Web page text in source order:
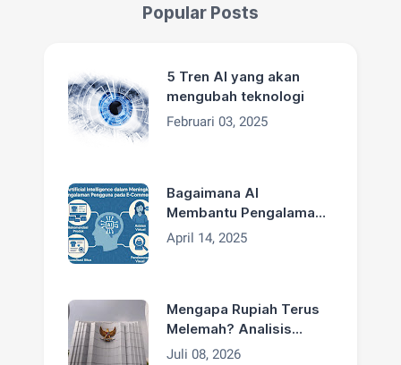
Popular Posts
5 Tren AI yang akan
mengubah teknologi
Februari 03, 2025
Bagaimana AI
Membantu Pengalaman
Pengguna di E-
April 14, 2025
Mengapa Rupiah Terus
Melemah? Analisis
Penyebab dan Solusinya
Juli 08, 2026